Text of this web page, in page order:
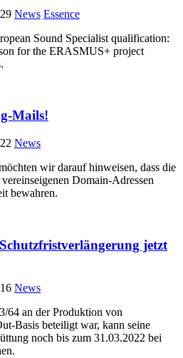
News Essence
Sound Specialist qualification:
for the ERASMUS+ project
Mails!
News
wir darauf hinweisen, dass die
Domain-Adressen
bewahren.
jetzt
News
64 an der Produktion von
Basis beteiligt war, kann seine
noch bis zum 31.03.2022 bei